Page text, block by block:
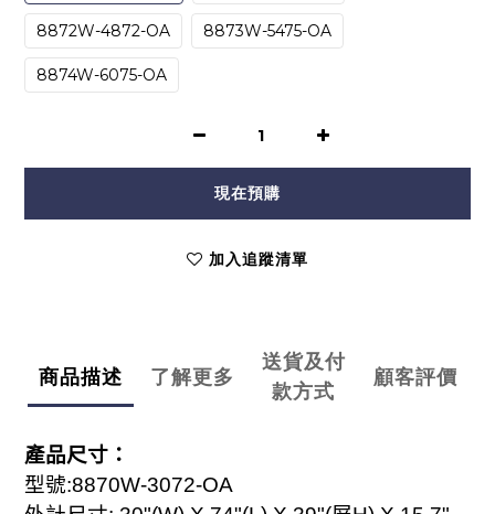
8872W-4872-OA 8873W-5475-OA
8874W-6075-OA
現在預購
加入追蹤清單
商品描述 了解更多
送貨及付
款方式
顧客評價
產品尺寸：
型號:8870W-3072-OA